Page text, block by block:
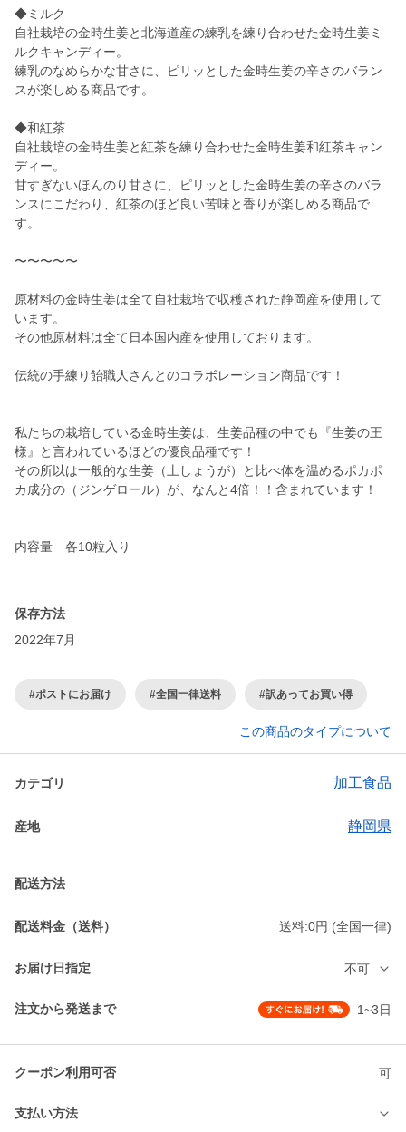
◆ミルク
自社栽培の金時生姜と北海道産の練乳を練り合わせた金時生姜ミ
ルクキャンディー。
練乳のなめらかな甘さに、ピリッとした金時生姜の辛さのバラン
スが楽しめる商品です。
◆和紅茶
自社栽培の金時生姜と紅茶を練り合わせた金時生姜和紅茶キャン
ディー。
甘すぎないほんのり甘さに、ピリッとした金時生姜の辛さのバラ
ンスにこだわり、紅茶のほど良い苦味と香りが楽しめる商品で
す。
〜〜〜〜〜
原材料の金時生姜は全て自社栽培で収穫された静岡産を使用して
います。
その他原材料は全て日本国内産を使用しております。
伝統の手練り飴職人さんとのコラボレーション商品です！
私たちの栽培している金時生姜は、生姜品種の中でも『生姜の王
様』と言われているほどの優良品種です！
その所以は一般的な生姜（土しょうが）と比べ体を温めるポカポ
カ成分の（ジンゲロール）が、なんと4倍！！含まれています！
内容量 各10粒入り
保存方法
2022年7月
#ポストにお届け #全国一律送料 #訳あってお買い得
この商品のタイプについて
カテゴリ 加工食品
産地 静岡県
配送方法
配送料金（送料） 送料:0円 (全国一律)
お届け日指定 不可
注文から発送まで 1~3日
クーポン利用可否 可
支払い方法